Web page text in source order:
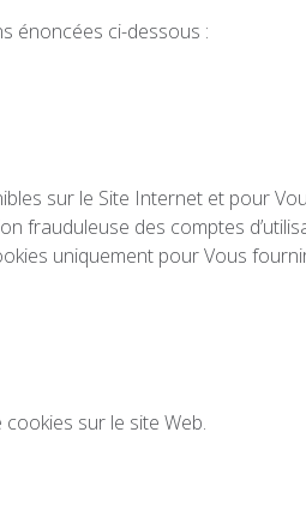
énoncées ci-dessous :
sur le Site Internet et pour
frauduleuse des comptes
uniquement pour Vous
sur le site Web.